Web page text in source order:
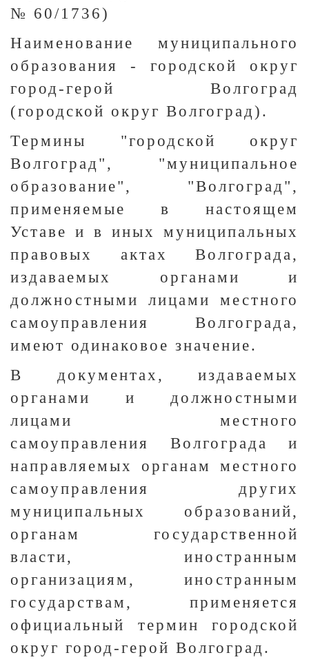
№ 60/1736)
Наименование муниципального
образования - городской округ
город-герой Волгоград
(городской округ Волгоград).
Термины "городской округ
Волгоград", "муниципальное
образование", "Волгоград",
применяемые в настоящем
Уставе и в иных муниципальных
правовых актах Волгограда,
издаваемых органами и
должностными лицами местного
самоуправления Волгограда,
имеют одинаковое значение.
В документах, издаваемых
органами и должностными
лицами местного
самоуправления Волгограда и
направляемых органам местного
самоуправления других
муниципальных образований,
органам государственной
власти, иностранным
организациям, иностранным
государствам, применяется
официальный термин городской
округ город-герой Волгоград.